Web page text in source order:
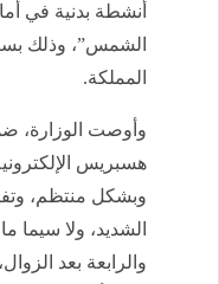
أنشطة بدنية في
الشمس”، وذلك
المملكة.
وأوصت الوزارة،
هسبريس
وبشكل منتظم،
الشديد، ولا سيما
والرابعة بعد